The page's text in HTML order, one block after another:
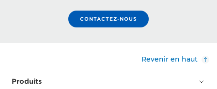
CONTACTEZ-NOUS
Revenir en haut
Produits